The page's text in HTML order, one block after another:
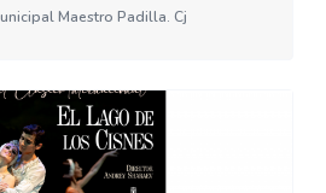
Maestro Padilla. Cj